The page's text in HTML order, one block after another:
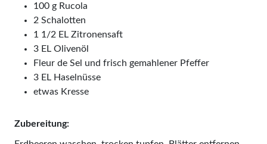
100 g Rucola
2 Schalotten
1 1/2 EL Zitronensaft
3 EL Olivenöl
Fleur de Sel und frisch gemahlener Pfeffer
3 EL Haselnüsse
etwas Kresse
Zubereitung: